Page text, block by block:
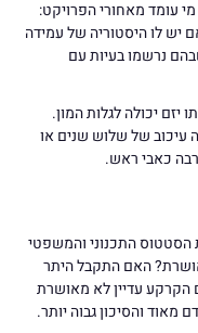
עומד מאחורי הפרויקט:
יש לו היסטוריה של עמידה
נרשמו בעיות עם
יכולה לגלות המון.
של שלוש שנים או
כאבי ראש.
הסטטוס התכנוני והמשפטי
האם התקבל היתר
הקרקע עדיין לא מאושרת
והסיכון גבוה יותר.